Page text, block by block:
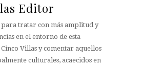
Editor
para tratar con más amplitud y
en el entorno de esta
Cinco Villas y comentar aquellos
culturales, acaecidos en